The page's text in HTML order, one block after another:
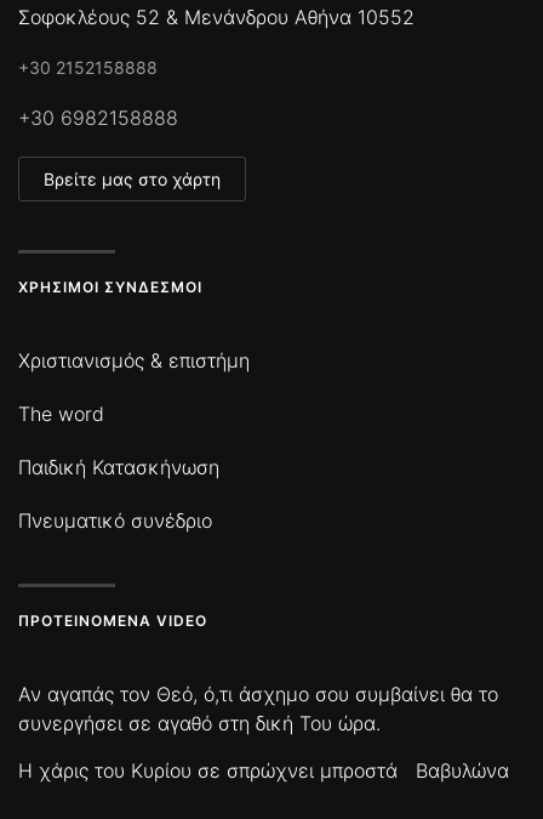
Σοφοκλέους 52 & Μενάνδρου Αθήνα 10552
+30 2152158888
+30 6982158888
Βρείτε μας στο χάρτη
ΧΡΉΣΙΜΟΙ ΣΎΝΔΕΣΜΟΙ
Χριστιανισμός & επιστήμη
The word
Παιδική Κατασκήνωση
Πνευματικό συνέδριο
ΠΡΟΤΕΙΝΌΜΕΝΑ VIDEO
Αν αγαπάς τον Θεό, ό,τι άσχημο σου συμβαίνει θα το
συνεργήσει σε αγαθό στη δική Του ώρα.
Η χάρις του Κυρίου σε σπρώχνει μπροστά
Βαβυλώνα